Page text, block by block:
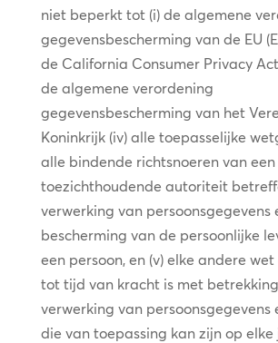
niet beperkt tot (i) de algemene
gegevensbescherming van de EU
de California Consumer Privacy Act
de algemene verordening
gegevensbescherming van het
Koninkrijk (iv) alle toepasselijke
alle bindende richtsnoeren van een
toezichthoudende autoriteit
verwerking van persoonsgegevens
bescherming van de persoonlijke
een persoon, en (v) elke andere
tot tijd van kracht is met
verwerking van persoonsgegevens
die van toepassing kan zijn op elke